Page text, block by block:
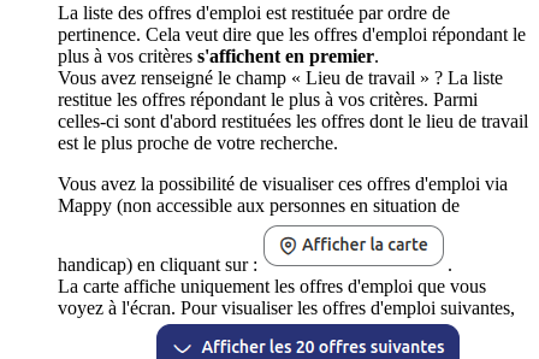
La liste des offres d'emploi est restituée par ordre de
pertinence. Cela veut dire que les offres d'emploi répondant le
plus à vos critères s'affichent en premier.
Vous avez renseigné le champ « Lieu de travail » ? La liste
restitue les offres répondant le plus à vos critères. Parmi
celles-ci sont d'abord restituées les offres dont le lieu de travail
est le plus proche de votre recherche.
Vous avez la possibilité de visualiser ces offres d'emploi via
Mappy (non accessible aux personnes en situation de
handicap) en cliquant sur :
.
La carte affiche uniquement les offres d'emploi que vous
voyez à l'écran. Pour visualiser les offres d'emploi suivantes,